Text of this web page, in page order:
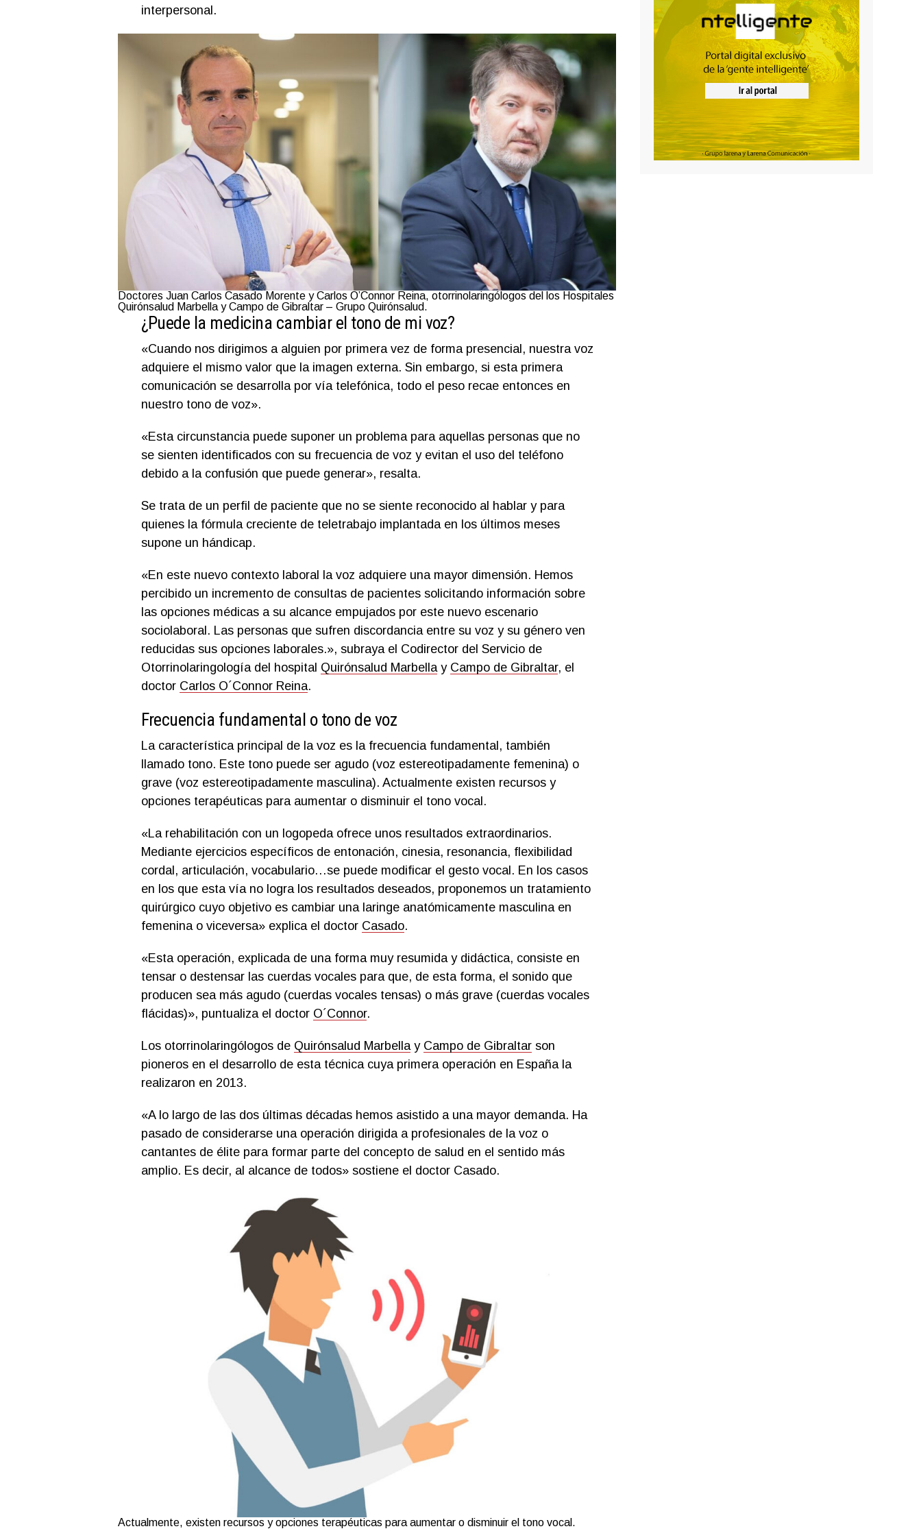
interpersonal.
Doctores Juan Carlos Casado Morente y Carlos O’Connor Reina, otorrinolaringólogos del los Hospitales
Quirónsalud Marbella y Campo de Gibraltar – Grupo Quirónsalud.
¿Puede la medicina cambiar el tono de mi voz?
«Cuando nos dirigimos a alguien por primera vez de forma presencial, nuestra voz
adquiere el mismo valor que la imagen externa. Sin embargo, si esta primera
comunicación se desarrolla por vía telefónica, todo el peso recae entonces en
nuestro tono de voz».
«Esta circunstancia puede suponer un problema para aquellas personas que no
se sienten identificados con su frecuencia de voz y evitan el uso del teléfono
debido a la confusión que puede generar», resalta.
Se trata de un perfil de paciente que no se siente reconocido al hablar y para
quienes la fórmula creciente de teletrabajo implantada en los últimos meses
supone un hándicap.
«En este nuevo contexto laboral la voz adquiere una mayor dimensión. Hemos
percibido un incremento de consultas de pacientes solicitando información sobre
las opciones médicas a su alcance empujados por este nuevo escenario
sociolaboral. Las personas que sufren discordancia entre su voz y su género ven
reducidas sus opciones laborales.», subraya el Codirector del Servicio de
Otorrinolaringología del hospital Quirónsalud Marbellay Campo de Gibraltar, el
doctor Carlos O´Connor Reina.
Frecuencia fundamental o tono de voz
La característica principal de la voz es la frecuencia fundamental, también
llamado tono. Este tono puede ser agudo (voz estereotipadamente femenina) o
grave (voz estereotipadamente masculina). Actualmente existen recursos y
opciones terapéuticas para aumentar o disminuir el tono vocal.
«La rehabilitación con un logopeda ofrece unos resultados extraordinarios.
Mediante ejercicios específicos de entonación, cinesia, resonancia, flexibilidad
cordal, articulación, vocabulario…se puede modificar el gesto vocal. En los casos
en los que esta vía no logra los resultados deseados, proponemos un tratamiento
quirúrgico cuyo objetivo es cambiar una laringe anatómicamente masculina en
femenina o viceversa» explica el doctor Casado.
«Esta operación, explicada de una forma muy resumida y didáctica, consiste en
tensar o destensar las cuerdas vocales para que, de esta forma, el sonido que
producen sea más agudo (cuerdas vocales tensas) o más grave (cuerdas vocales
flácidas)», puntualiza el doctor O´Connor.
Los otorrinolaringólogos de Quirónsalud Marbellay Campo de Gibraltarson
pioneros en el desarrollo de esta técnica cuya primera operación en España la
realizaron en 2013.
«A lo largo de las dos últimas décadas hemos asistido a una mayor demanda. Ha
pasado de considerarse una operación dirigida a profesionales de la voz o
cantantes de élite para formar parte del concepto de salud en el sentido más
amplio. Es decir, al alcance de todos» sostiene el doctor Casado.
Actualmente, existen recursos y opciones terapéuticas para aumentar o disminuir el tono vocal.